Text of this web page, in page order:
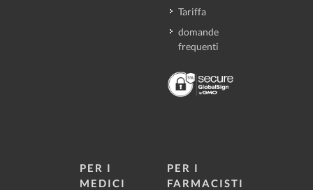
Tariffa
domande
frequenti
PER I
MEDICI
PER I
FARMACISTI